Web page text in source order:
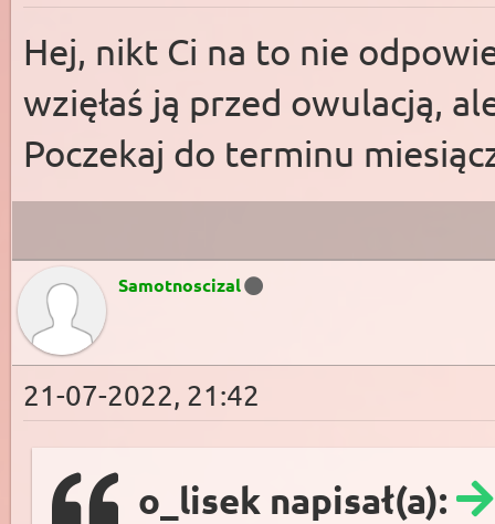
Hej, nikt Ci na to nie
wzięłaś ją przed owulacją,
Poczekaj do terminu
Samotnoscizal
21-07-2022, 21:42
o_lisek napisał(a):